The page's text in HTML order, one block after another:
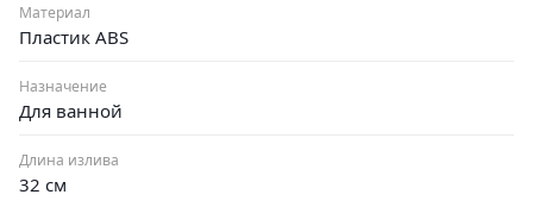
Материал
Пластик ABS
Назначение
Для ванной
Длина излива
32 см